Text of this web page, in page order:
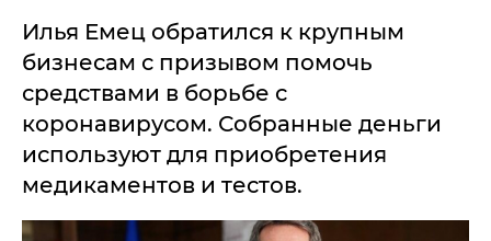
Илья Емец обратился к крупным
бизнесам с призывом помочь
средствами в борьбе с
коронавирусом. Собранные деньги
используют для приобретения
медикаментов и тестов.